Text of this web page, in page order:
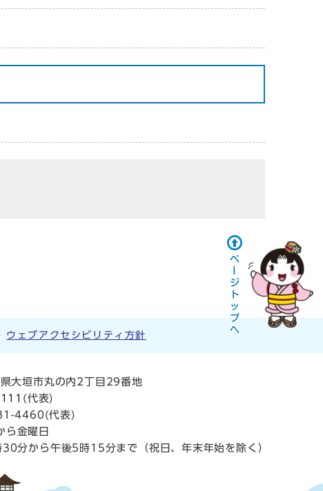
ウェブアクセシビリティ方針
大垣市丸の内2丁目29番地
(代表)
4460(代表)
ら金曜日
分から午後5時15分まで（祝日、年末年始を除く）